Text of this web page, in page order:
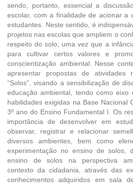
sendo, portanto, essencial a
escolar, com a finalidade de acionar a
estudantes. Neste sentido, é
projetos nas escolas que ampliem o
respeito do solo, uma vez que a
para cultivar certos valores e
conscientização ambiental. Nesse
apresentar propostas de atividades
“Solos”, visando a sensibilização de
educação ambiental, tendo como
habilidades exigidas na Base Nacional
3º ano do Ensino Fundamental I. Os
importância de desenvolver em
observar, registrar e relacionar
diversos ambientes, bem como
experimentação no ensino de solos,
ensino de solos na perspectiva
contexto da cidadania, através das
conhecimentos adquiridos em sala